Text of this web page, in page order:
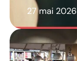
27 mai 2026